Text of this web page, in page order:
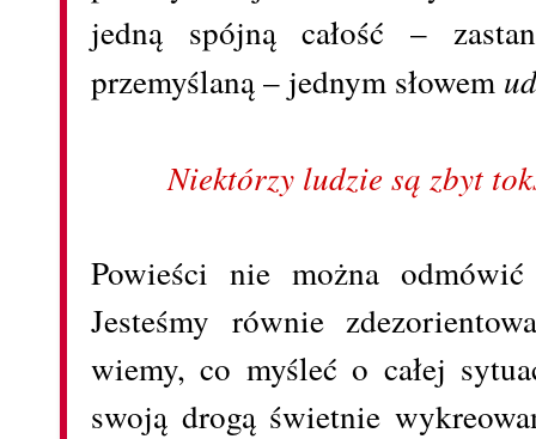
jedną spójną całość –
przemyślaną – jednym słowem
Niektórzy ludzie są zbyt
Powieści nie można
Jesteśmy równie
wiemy, co myśleć o całej
swoją drogą świetnie